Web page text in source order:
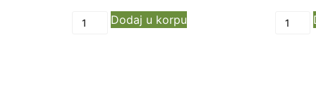
Dodaj u korpu